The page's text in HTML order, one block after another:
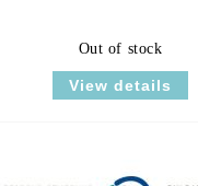
Out of stock
View details